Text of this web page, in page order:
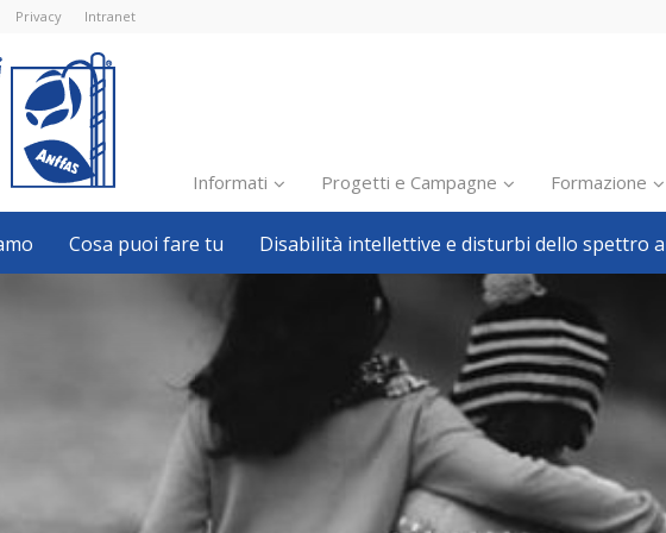
Privacy Intranet
Informati
Inclusione scolastica
Inclusione lavorativa
Notizie dalla FISH
Politiche sociali
Sport
Pillole
Formazione
Avvisi, bandi
Ricerca e Scienza
Welfare locale
Progetti e Campagne Formazione
Cosa puoi fare tu Disabilità intellettive e disturbi dello spettro